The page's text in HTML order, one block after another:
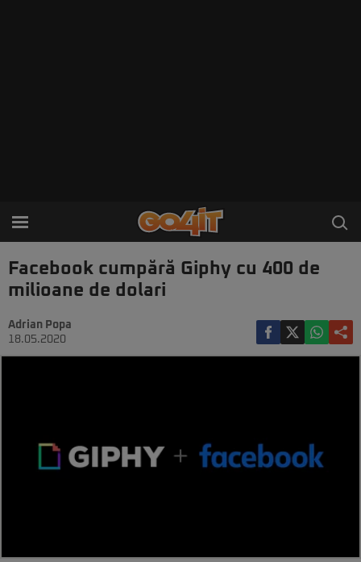
Facebook cumpără Giphy cu 400 de
milioane de dolari
Adrian Popa
18.05.2020